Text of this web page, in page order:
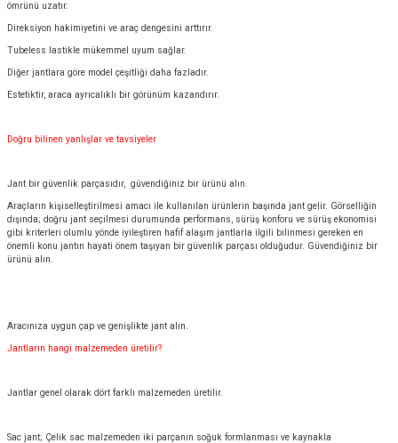
ömrünü uzatır.
Direksiyon hakimiyetini ve araç dengesini arttırır.
Tubeless lastikle mükemmel uyum sağlar.
Diğer jantlara göre model çeşitliği daha fazladır.
Estetiktir, araca ayrıcalıklı bir görünüm kazandırır.
Doğru bilinen yanlışlar ve tavsiyeler
Jant bir güvenlik parçasıdır, güvendiğiniz bir ürünü alın.
Araçların kişiselleştirilmesi amacı ile kullanılan ürünlerin başında jant gelir. Görselliğin
dışında; doğru jant seçilmesi durumunda performans, sürüş konforu ve sürüş ekonomisi
gibi kriterleri olumlu yönde iyileştiren hafif alaşım jantlarla ilgili bilinmesi gereken en
önemli konu jantın hayati önem taşıyan bir güvenlik parçası olduğudur. Güvendiğiniz bir
ürünü alın.
Aracınıza uygun çap ve genişlikte jant alın.
Jantların hangi malzemeden üretilir?
Jantlar genel olarak dört farklı malzemeden üretilir.
Sac jant; Çelik sac malzemeden iki parçanın soğuk formlanması ve kaynakla